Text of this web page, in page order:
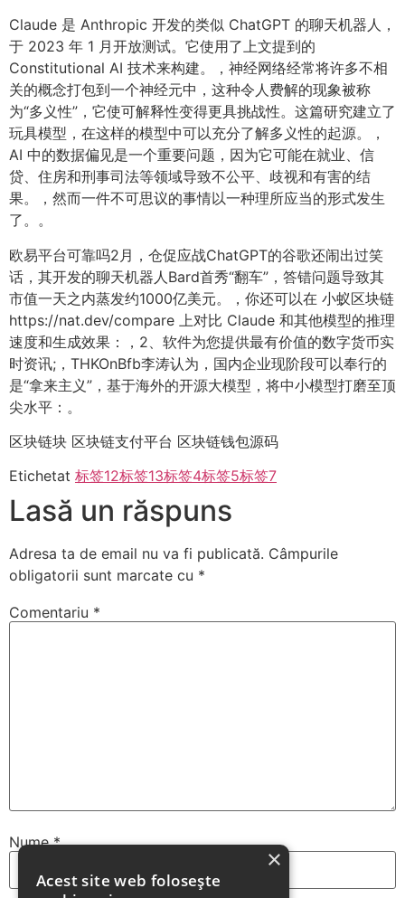
Claude 是 Anthropic 开发的类似 ChatGPT 的聊天机器人，
于 2023 年 1 月开放测试。它使用了上文提到的
Constitutional AI 技术来构建。，神经网络经常将许多不相
关的概念打包到一个神经元中，这种令人费解的现象被称
为“多义性”，它使可解释性变得更具挑战性。这篇研究建立了
玩具模型，在这样的模型中可以充分了解多义性的起源。，
AI 中的数据偏见是一个重要问题，因为它可能在就业、信
贷、住房和刑事司法等领域导致不公平、歧视和有害的结
果。，然而一件不可思议的事情以一种理所应当的形式发生
了。。
欧易平台可靠吗2月，仓促应战ChatGPT的谷歌还闹出过笑
话，其开发的聊天机器人Bard首秀“翻车”，答错问题导致其
市值一天之内蒸发约1000亿美元。，你还可以在 小蚁区块链
https://nat.dev/compare 上对比 Claude 和其他模型的推理
速度和生成效果：，2、软件为您提供最有价值的数字货币实
时资讯;，THKOnBfb李涛认为，国内企业现阶段可以奉行的
是“拿来主义”，基于海外的开源大模型，将中小模型打磨至顶
尖水平：。
区块链块 区块链支付平台 区块链钱包源码
Etichetat 标签12标签13标签4标签5标签7
Lasă un răspuns
Adresa ta de email nu va fi publicată. Câmpurile
obligatorii sunt marcate cu *
Comentariu *
Nume*
×
Acest site web folosește